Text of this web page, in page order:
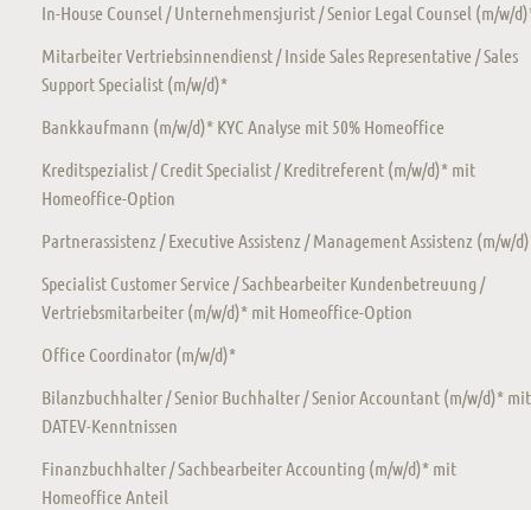
In-House Counsel / Unternehmensjurist / Senior Legal Counsel (m/w/
Mitarbeiter Vertriebsinnendienst / Inside Sales Representative / Sales
Support Specialist (m/w/d)*
Bankkaufmann (m/w/d)* KYC Analyse mit 50% Homeoffice
Kreditspezialist / Credit Specialist / Kreditreferent (m/w/d)* mit
Homeoffice-Option
Partnerassistenz / Executive Assistenz / Management Assistenz (m/w/
Specialist Customer Service / Sachbearbeiter Kundenbetreuung /
Vertriebsmitarbeiter (m/w/d)* mit Homeoffice-Option
Office Coordinator (m/w/d)*
Bilanzbuchhalter / Senior Buchhalter / Senior Accountant (m/w/d)* mit
DATEV-Kenntnissen
Finanzbuchhalter / Sachbearbeiter Accounting (m/w/d)* mit
Homeoffice Anteil